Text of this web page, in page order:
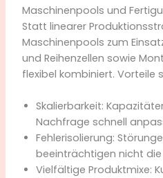
Maschinenpools und
Statt linearer
Maschinenpools zum
und Reihenzellen sowie
flexibel kombiniert. Vorteile
Skalierbarkeit:
Nachfrage schnell
Fehlerisolierung:
beeinträchtigen nicht die
Vielfältige Produktmixe: